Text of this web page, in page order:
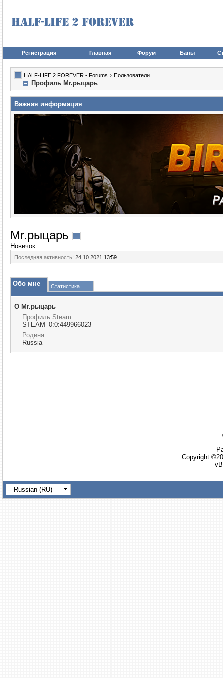
Регистрация Главная Форум Баны
HALF-LIFE 2 FOREVER - Forums > Пользователи
Профиль Mr.рыцарь
Важная информация
Mr.рыцарь
Новичок
Последняя активность: 24.10.2021 13:59
Обо мне Статистика
О Mr.рыцарь
Профиль Steam
STEAM_0:0:449966023
Родина
Russia
Copyright